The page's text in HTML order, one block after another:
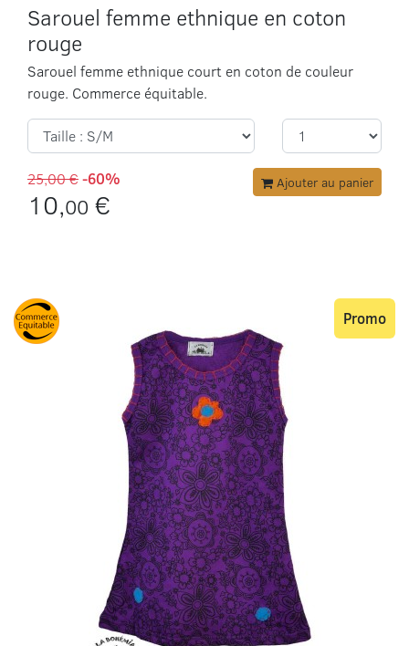
Sarouel femme ethnique en coton
rouge
Sarouel femme ethnique court en coton de couleur
rouge. Commerce équitable.
25,00 €-60%
10,00 €
Ajouter au panier
Promo